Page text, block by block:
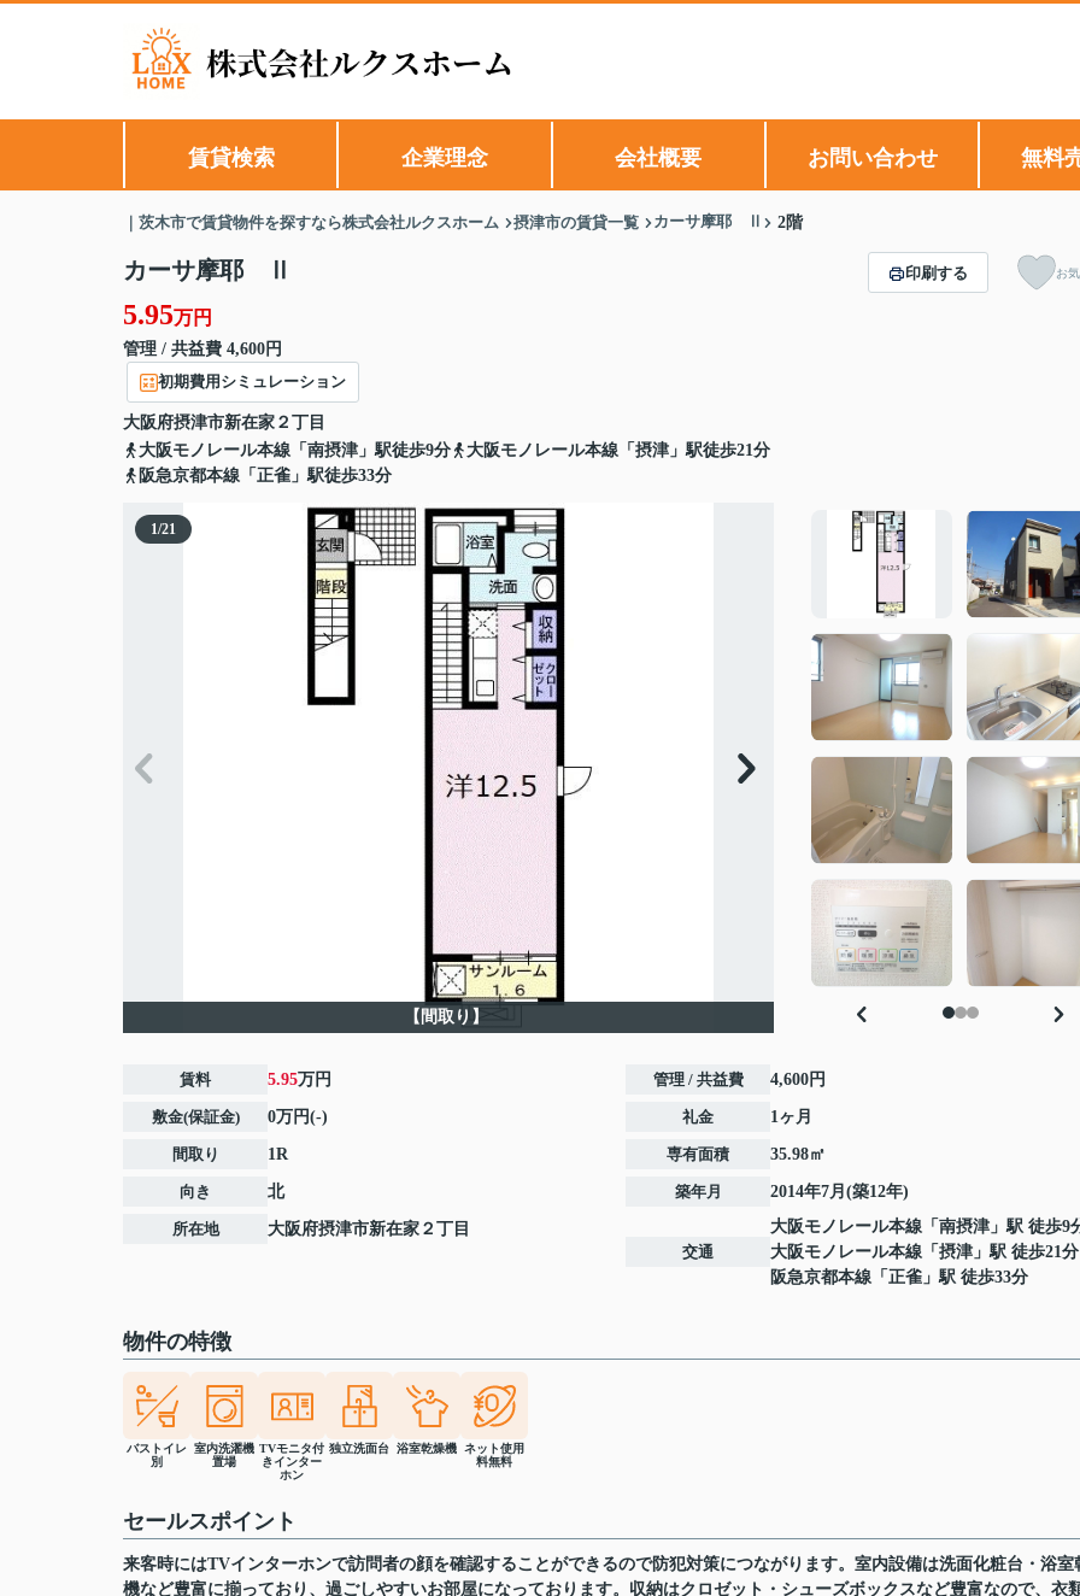
賃貸検索 企業理念 会社概要 お問い合わせ 無料
｜茨木市で賃貸物件を探すなら株式会社ルクスホーム 摂津市の賃貸一覧 カーサ摩耶 Ⅱ 2階
カーサ摩耶 Ⅱ
5.95万円
管理 / 共益費 4,600円
初期費用シミュレーション
大阪府摂津市新在家 ２丁目
大阪モノレール本線「南摂津」駅徒歩9分
大阪モノレール本線「摂津」駅徒歩21分
阪急京都本線「正雀」駅徒歩33分
印刷する お
1/21
【間取り】
賃料 5.95万円
敷金(保証金) 0万円(-)
間取り 1R
向き 北
所在地 大阪府摂津市新在家 ２丁目
管理 / 共益費 4,600円
礼金 1ヶ月
専有面積 35.98㎡
築年月 2014年7月(築12年)
交通
大阪モノレール本線 「 南摂津 」駅 徒歩9
大阪モノレール本線 「 摂津 」駅 徒歩21分
阪急京都本線 「 正雀 」駅 徒歩33分
物件の特徴
バストイレ
別
室内洗濯機
置場
TVモニタ付
きインター
ホン
独立洗面台 浴室乾燥機 ネット使用
料無料
セールスポイント
来客時にはTVインターホンで訪問者の顔を確認することができるので防犯対策につながります。室内設備は洗面化粧台・浴室
機など豊富に揃っており、過ごしやすいお部屋になっております。収納はクロゼット・シューズボックスなど豊富なので、衣